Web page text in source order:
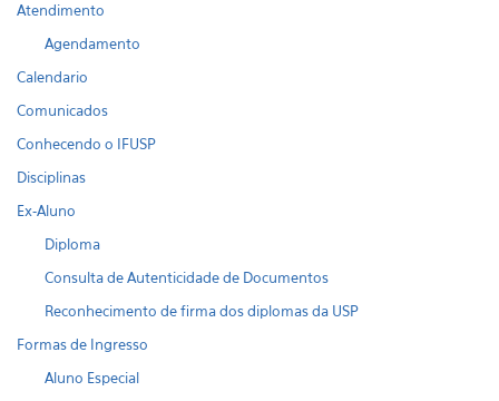
Atendimento
Agendamento
Calendario
Comunicados
Conhecendo o IFUSP
Disciplinas
Ex-Aluno
Diploma
Consulta de Autenticidade de Documentos
Reconhecimento de firma dos diplomas da USP
Formas de Ingresso
Aluno Especial